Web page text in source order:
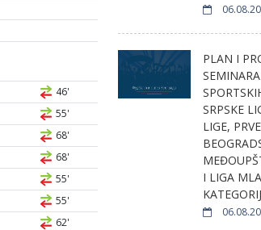
46'
55'
68'
68'
55'
55'
62'
PLAN I
SRPSKE
LIGE, PRVE
I LIGA